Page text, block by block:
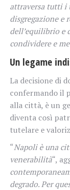
attraversa tutti i
disgregazione e
dell’equilibrio e
condividere e
Un legame
La decisione di
confermando il
alla città, è un
diventa così
tutelare e
“Napoli è una
venerabilità“,
degrado. Per